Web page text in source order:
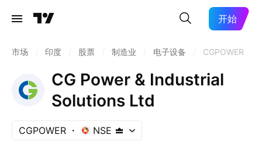
开始
市场 印度 股票 制造业 电子设备 CGPOWER
CG Power & Industrial
Solutions Ltd
CGPOWER NSE